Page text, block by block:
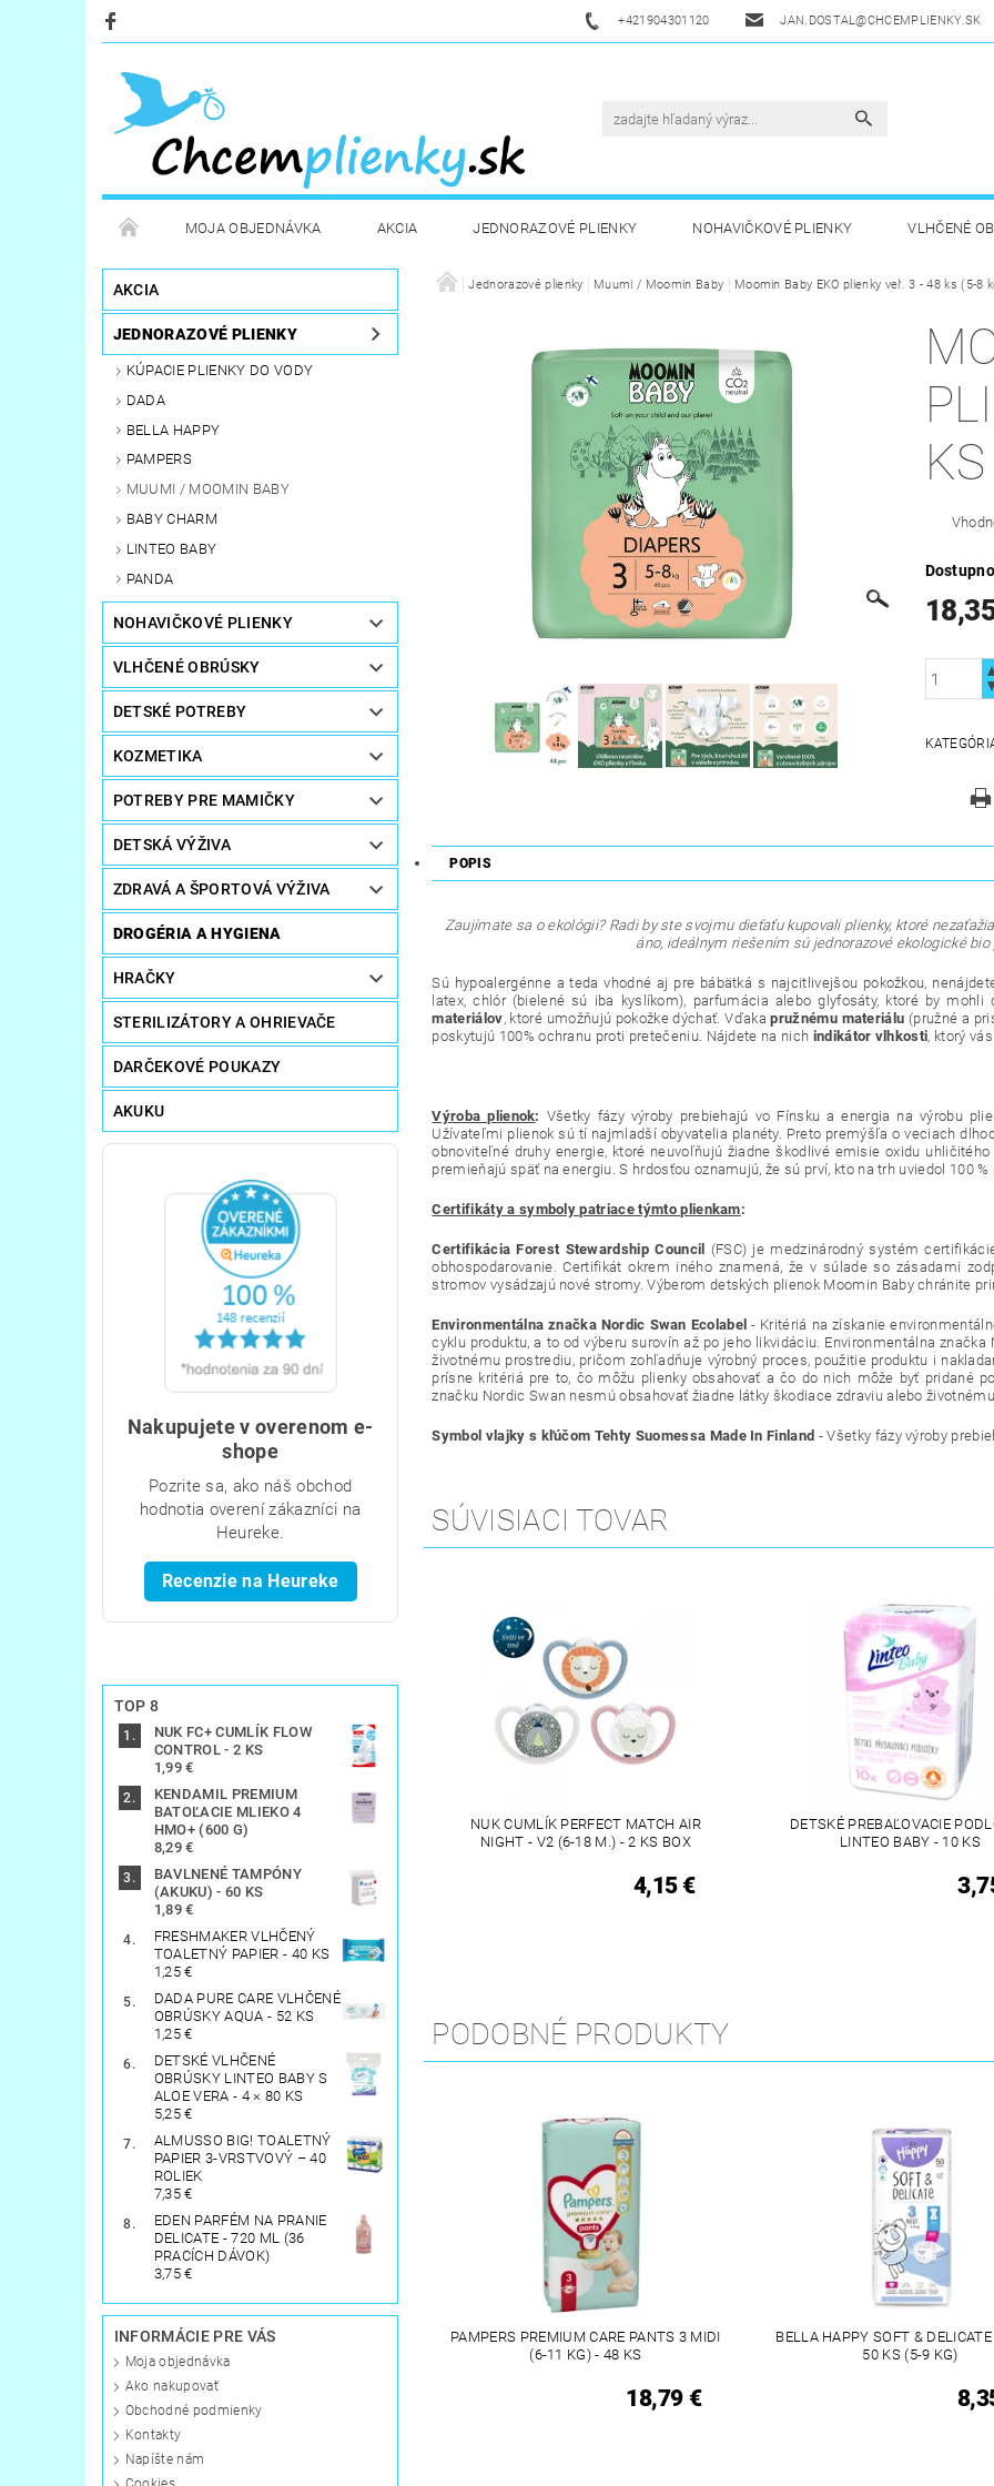
+421904301120 JAN.DOSTAL@CHCEMPLIENKY.SK
MOJA OBJEDNÁVKA AKCIA JEDNORAZOVÉ PLIENKY NOHAVIČKOVÉ PLIENKY VLHČENÉ
KOZMETIKA DETSKÁ VÝŽIVA ZDRAVÁ A ŠPORTOVÁ VÝŽIVA DROGÉRIA A
STERILIZÁTORY A OHRIEVAČE KONTAKTY
AKCIA
JEDNORAZOVÉ PLIENKY
KÚPACIE PLIENKY DO VODY
DADA
BELLA HAPPY
PAMPERS
MUUMI / MOOMIN BABY
BABY CHARM
LINTEO BABY
PANDA
NOHAVIČKOVÉ PLIENKY
VLHČENÉ OBRÚSKY
DETSKÉ POTREBY
KOZMETIKA
POTREBY PRE MAMIČKY
DETSKÁ VÝŽIVA
ZDRAVÁ A ŠPORTOVÁ VÝŽIVA
DROGÉRIA A HYGIENA
HRAČKY
STERILIZÁTORY A OHRIEVAČE
DARČEKOVÉ POUKAZY
AKUKU
Nakupujete v overenom e-
shope
Pozrite sa, ako náš obchod
hodnotia overení zákazníci na
Heureke.
Recenzie na Heureke
TOP 8
NUK FC+ CUMLÍK FLOW
CONTROL - 2 KS
1,99 €
KENDAMIL PREMIUM
BATOĽACIE MLIEKO 4
HMO+ (600 G)
8,29 €
BAVLNENÉ TAMPÓNY
(AKUKU) - 60 KS
1,89 €
FRESHMAKER VLHČENÝ
TOALETNÝ PAPIER - 40 KS
1,25 €
DADA PURE CARE VLHČENÉ
OBRÚSKY AQUA - 52 KS
1,25 €
DETSKÉ VLHČENÉ
OBRÚSKY LINTEO BABY S
ALOE VERA - 4 × 80 KS
5,25 €
ALMUSSO BIG! TOALETNÝ
PAPIER 3-VRSTVOVÝ – 40
ROLIEK
7,35 €
EDEN PARFÉM NA PRANIE
DELICATE - 720 ML (36
PRACÍCH DÁVOK)
3,75 €
INFORMÁCIE PRE VÁS
Moja objednávka
Ako nakupovať
Obchodné podmienky
Kontakty
Napíšte nám
Jednorazové plienky Muumi / Moomin Baby Moomin Baby EKO plienky veľ. 3 - 48 ks (5-8
POPIS
Zaujímate sa o ekológii? Radi by ste svojmu dieťaťu kupovali plienky, ktoré
áno, ideálnym riešením sú jednorazové ekologické
Sú hypoalergénne a teda vhodné aj pre bábätká s najcitlivejšou pokožkou,
latex, chlór (bielené sú iba kyslíkom), parfumácia alebo glyfosáty, ktoré by
materiálov, ktoré umožňujú pokožke dýchať. Vďakapružnému materiálu (pružné a
poskytujú 100% ochranu proti pretečeniu. Nájdete na nich indikátor vlhkosti, ktorý
Výroba plienok: Všetky fázy výroby prebiehajú vo Fínsku a energia na výrobu
Užívateľmi plienok sú tí najmladší obyvatelia planéty. Preto premýšľa o veciach
obnoviteľné druhy energie, ktoré neuvoľňujú žiadne škodlivé emisie oxidu
premieňajú späť na energiu. S hrdosťou oznamujú, že sú prví, kto na trh uviedol 100
Certifikáty a symboly patriace týmto plienkam:
Certifikácia Forest Stewardship Council
(FSC) je medzinárodný systém
obhospodarovanie. Certifikát okrem iného znamená, že v súlade so zásadami
stromov vysádzajú nové stromy. Výberom detských plienok Moomin Baby chránite
Environmentálna značka Nordic Swan Ecolabel - Kritériá na získanie
cyklu produktu, a to od výberu surovín až po jeho likvidáciu. Environmentálna
životnému prostrediu, pričom zohľadňuje výrobný proces, použitie produktu i
prísne kritériá pre to, čo môžu plienky obsahovať a čo do nich môže byť pridané
značku Nordic Swan nesmú obsahovať žiadne látky škodiace zdraviu alebo
Symbol vlajky s kľúčom Tehty Suomessa Made In Finland - Všetky fázy výroby
SÚVISIACI TOVAR
NUK CUMLÍK PERFECT MATCH AIR
NIGHT - V2 (6-18 M.) - 2 KS BOX
4,15 €
DETSKÉ PREBAĽOVACIE
LINTEO BABY - 10 KS
PODOBNÉ PRODUKTY
PAMPERS PREMIUM CARE PANTS 3 MIDI
(6-11 KG) - 48 KS
18,79 €
BELLA HAPPY SOFT &
50 KS (5-9 KG)